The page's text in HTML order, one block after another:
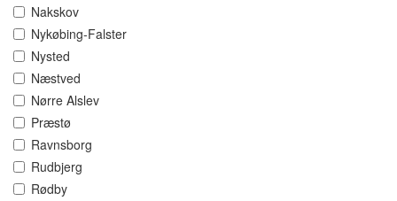
Nakskov
Nykøbing-Falster
Nysted
Næstved
Nørre Alslev
Præstø
Ravnsborg
Rudbjerg
Rødby